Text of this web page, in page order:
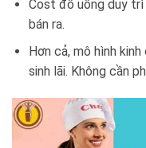
Cost đồ uống duy
bán ra.
Hơn cả, mô hình
sinh lãi. Không cần